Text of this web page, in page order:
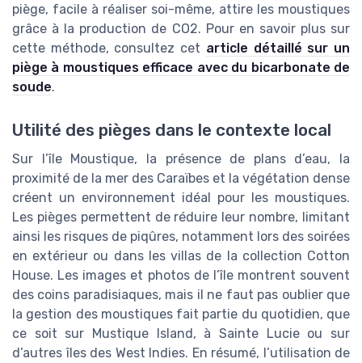
piège, facile à réaliser soi-même, attire les moustiques
grâce à la production de CO2. Pour en savoir plus sur
cette méthode, consultez cet article détaillé sur un
piège à moustiques efficace avec du bicarbonate de
soude.
Utilité des pièges dans le contexte local
Sur l’île Moustique, la présence de plans d’eau, la
proximité de la mer des Caraïbes et la végétation dense
créent un environnement idéal pour les moustiques.
Les pièges permettent de réduire leur nombre, limitant
ainsi les risques de piqûres, notamment lors des soirées
en extérieur ou dans les villas de la collection Cotton
House. Les images et photos de l’île montrent souvent
des coins paradisiaques, mais il ne faut pas oublier que
la gestion des moustiques fait partie du quotidien, que
ce soit sur Mustique Island, à Sainte Lucie ou sur
d’autres îles des West Indies. En résumé, l’utilisation de